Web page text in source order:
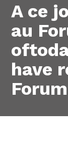
A ce
au
have
Forum